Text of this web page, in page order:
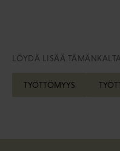
LÖYDÄ LISÄÄ
TYÖTTÖMYYS